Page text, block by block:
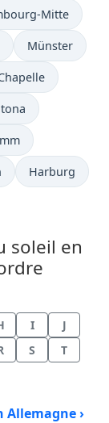
Mitte
Münster
Harburg
soleil en
I
J
S
T
Allemagne ›